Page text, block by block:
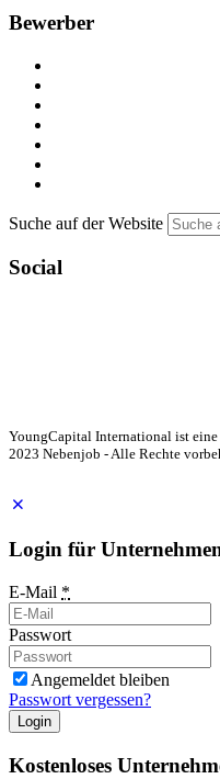
Bewerber
Suche auf der Website
Social
YoungCapital International ist
2023 Nebenjob - Alle Rechte
Login für
E-Mail *
Passwort
Angemeldet bleiben
Passwort vergessen?
Login
Kostenloses